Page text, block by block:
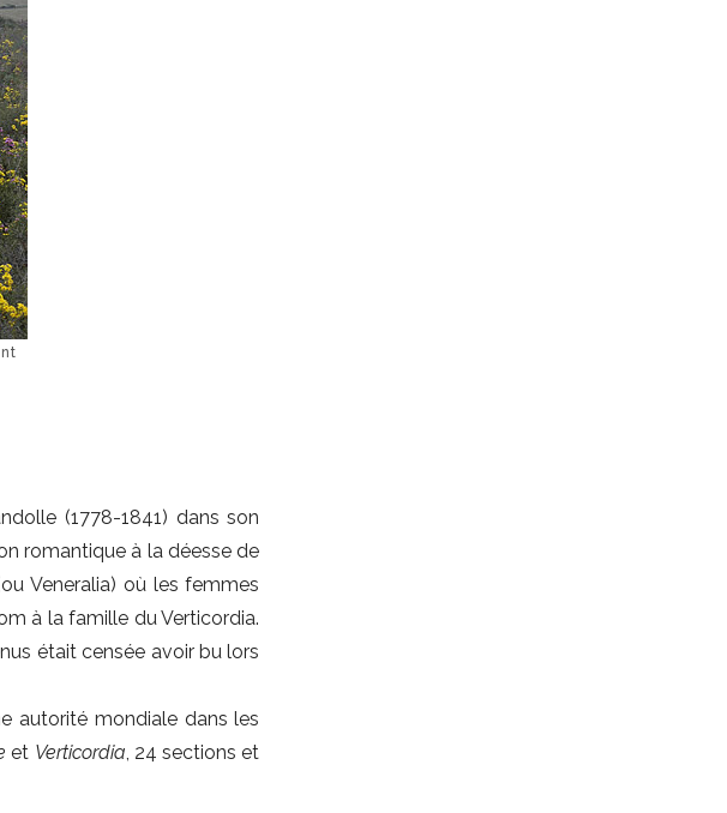
(1778-1841) dans son
romantique à la déesse de
Veneralia) où les femmes
à la famille du Verticordia.
était censée avoir bu lors
autorité mondiale dans les
et Verticordia, 24 sections et